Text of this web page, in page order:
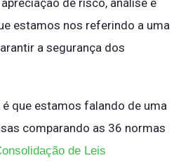
estamos nos referindo a uma
a segurança dos
que estamos falando de uma
comparando as 36 normas
de Leis